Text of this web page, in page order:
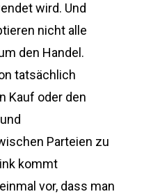
wird. Und
nicht alle
den Handel.
tatsächlich
Kauf oder den
Parteien zu
kommt
vor, dass man